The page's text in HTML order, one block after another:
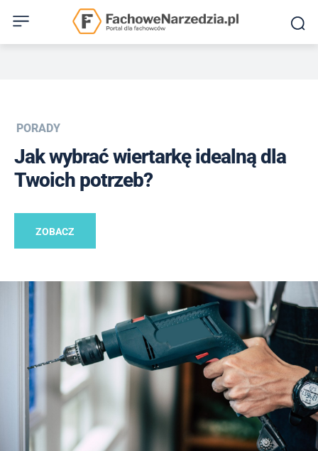
PORADY
Jak wybrać wiertarkę idealną dla
Twoich potrzeb?
ZOBACZ